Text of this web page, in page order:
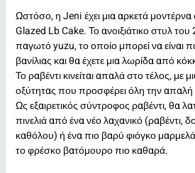
Ωστόσο, η Jeni έχει μια αρκετά
Glazed Lb Cake. Το ανοιξιάτικο στυλ του
παγωτό yuzu, το οποίο μπορεί να είναι
βανίλιας και θα έχετε μια λωρίδα από
Το ραβέντι κινείται απαλά στο τέλος, με
οξύτητας που προσφέρει όλη την
Ως εξαιρετικός σύντροφος ραβέντι, θα
πινελιά από ένα νέο λαχανικό (ραβέντι,
καθόλου) ή ένα πιο βαρύ φιόγκο
το φρέσκο ​​βατόμουρο πιο καθαρά.